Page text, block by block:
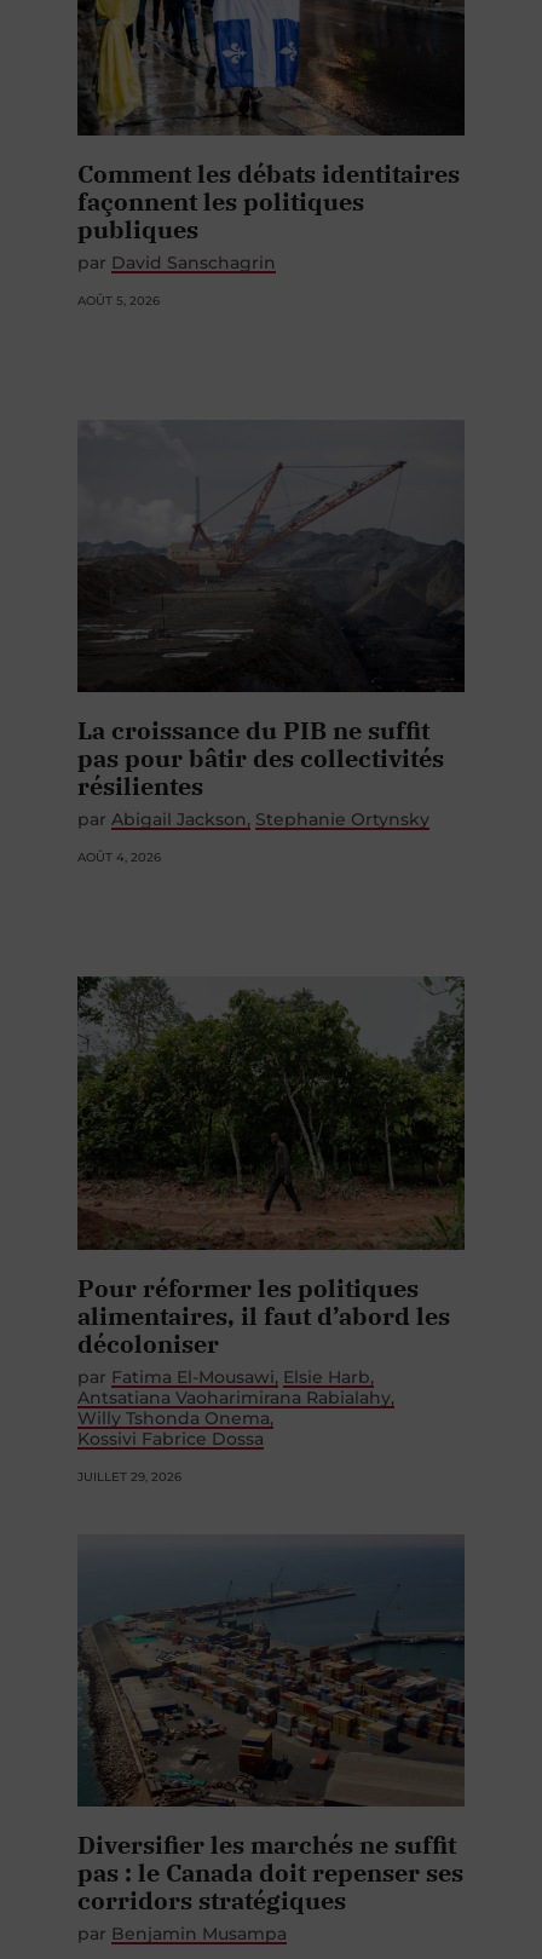
Comment les débats identitaires
façonnent les politiques
publiques
par David Sanschagrin
AOÛT 5, 2026
La croissance du PIB ne suffit
pas pour bâtir des collectivités
résilientes
par Abigail Jackson Stephanie Ortynsky
AOÛT 4, 2026
Pour réformer les politiques
alimentaires, il faut d’abord les
décoloniser
par Fatima El-Mousawi Elsie Harb
Antsatiana Vaoharimirana Rabialahy
Willy Tshonda Onema
Kossivi Fabrice Dossa
JUILLET 29, 2026
Diversifier les marchés ne suffit
pas : le Canada doit repenser ses
corridors stratégiques
par Benjamin Musampa